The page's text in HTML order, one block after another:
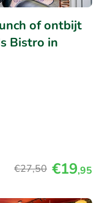
of ontbijt
Bistro in
€27,50 €19,95